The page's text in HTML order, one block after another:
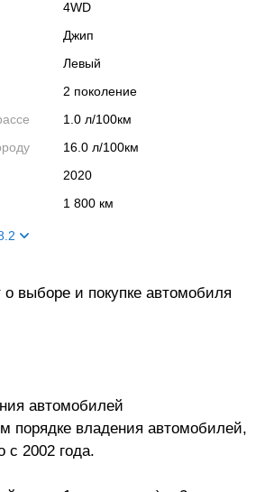
4WD
Джип
Левый
2 поколение
1.0 л/100км
16.0 л/100км
2020
1 800 км
8
выборе и покупке автомобиля
автомобилей
порядке владения автомобилей,
с 2002 года.